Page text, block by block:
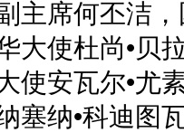
主席何丕洁
大使杜尚•贝
使安瓦尔•尤
塞纳•科迪图